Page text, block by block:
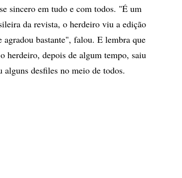
sincero em tudo e com todos. "É um
da revista, o herdeiro viu a edição
agradou bastante", falou. E lembra que
herdeiro, depois de algum tempo, saiu
alguns desfiles no meio de todos.